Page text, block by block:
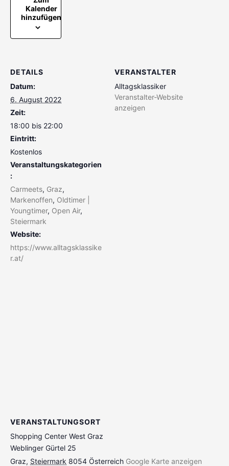
Kalender
hinzufügen
DETAILS
Datum:
6. August 2022
Zeit:
18:00 bis 22:00
Eintritt:
Kostenlos
Veranstaltungskategorien
:
Carmeets, Graz,
Markenoffen, Oldtimer |
Youngtimer, Open Air,
Steiermark
Website:
https://www.alltagsklassike
r.at/
VERANSTALTER
Alltagsklassiker
Veranstalter-Website
anzeigen
VERANSTALTUNGSORT
Shopping Center West Graz
Weblinger Gürtel 25
Graz, Steiermark 8054 Österreich Google Karte anzeigen